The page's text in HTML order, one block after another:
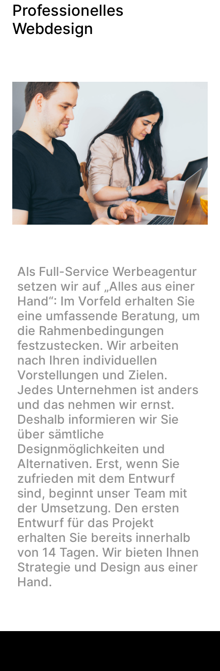
Professionelles
Webdesign
Als Full-Service Werbeagentur
setzen wir auf „Alles aus einer
Hand“: Im Vorfeld erhalten Sie
eine umfassende Beratung, um
die Rahmenbedingungen
festzustecken. Wir arbeiten
nach Ihren individuellen
Vorstellungen und Zielen.
Jedes Unternehmen ist anders
und das nehmen wir ernst.
Deshalb informieren wir Sie
über sämtliche
Designmöglichkeiten und
Alternativen. Erst, wenn Sie
zufrieden mit dem Entwurf
sind, beginnt unser Team mit
der Umsetzung. Den ersten
Entwurf für das Projekt
erhalten Sie bereits innerhalb
von 14 Tagen. Wir bieten Ihnen
Strategie und Design aus einer
Hand.